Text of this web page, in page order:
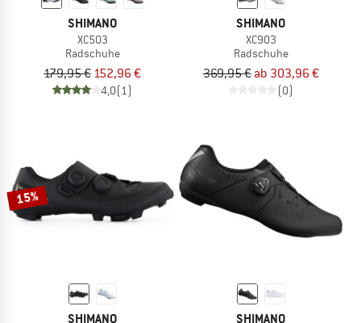
SHIMANO
XC503
Radschuhe
179,95 € 152,96 €
4,0(1)
SHIMANO
XC903
Radschuhe
369,95 € ab 303,96 €
(0)
15%
SHIMANO SHIMANO